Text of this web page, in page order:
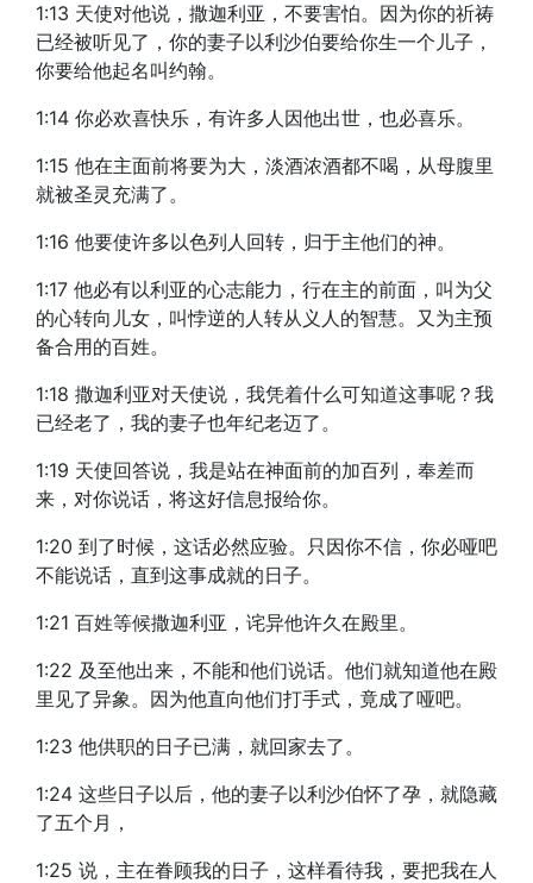
1:13 天使对他说，撒迦利亚，不要害怕。因为你的祈祷
已经被听见了，你的妻子以利沙伯要给你生一个儿子，
你要给他起名叫约翰。
1:14 你必欢喜快乐，有许多人因他出世，也必喜乐。
1:15 他在主面前将要为大，淡酒浓酒都不喝，从母腹里
就被圣灵充满了。
1:16 他要使许多以色列人回转，归于主他们的神。
1:17 他必有以利亚的心志能力，行在主的前面，叫为父
的心转向儿女，叫悖逆的人转从义人的智慧。又为主预
备合用的百姓。
1:18 撒迦利亚对天使说，我凭着什么可知道这事呢？我
已经老了，我的妻子也年纪老迈了。
1:19 天使回答说，我是站在神面前的加百列，奉差而
来，对你说话，将这好信息报给你。
1:20 到了时候，这话必然应验。只因你不信，你必哑吧
不能说话，直到这事成就的日子。
1:21 百姓等候撒迦利亚，诧异他许久在殿里。
1:22 及至他出来，不能和他们说话。他们就知道他在殿
里见了异象。因为他直向他们打手式，竟成了哑吧。
1:23 他供职的日子已满，就回家去了。
1:24 这些日子以后，他的妻子以利沙伯怀了孕，就隐藏
了五个月，
1:25 说，主在眷顾我的日子，这样看待我，要把我在人